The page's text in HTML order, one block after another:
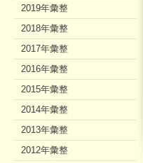
2019年彙整
2018年彙整
2017年彙整
2016年彙整
2015年彙整
2014年彙整
2013年彙整
2012年彙整